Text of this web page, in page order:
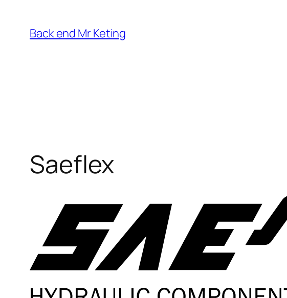
contenuto
Back end Mr Keting
Saeflex